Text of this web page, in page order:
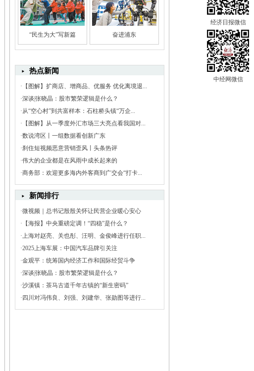
经济日报微信
中经网微信
“民生为大”写新篇 奋进浦东
热点新闻
· 【图解】扩商店、增商品、优服务 优化离境退...
·深谈|张晓晶：股市繁荣逻辑是什么？
·从“空心村”到共富样本：石柱桥头镇“万企...
· 【图解】从一季度外汇市场三大亮点看我国对...
·数说湾区丨一组数据看创新广东
·刹住短视频恶意营销歪风丨头条热评
·伟大的企业都是在风雨中成长起来的
·商务部：欢迎更多海内外客商到广交会“打卡...
新闻排行
·微视频｜总书记殷殷关怀让民营企业暖心安心
· 【海报】中央重磅定调！“四稳”是什么？
·上海对赵亮、关也彤、汪明、金俊峰进行任职...
·2025上海车展：中国汽车品牌引关注
·金观平：统筹国内经济工作和国际经贸斗争
·深谈|张晓晶：股市繁荣逻辑是什么？
·沙溪镇：茶马古道千年古镇的“新生密码”
· 四川对冯伟良、刘强、刘建华、张勋图等进行...